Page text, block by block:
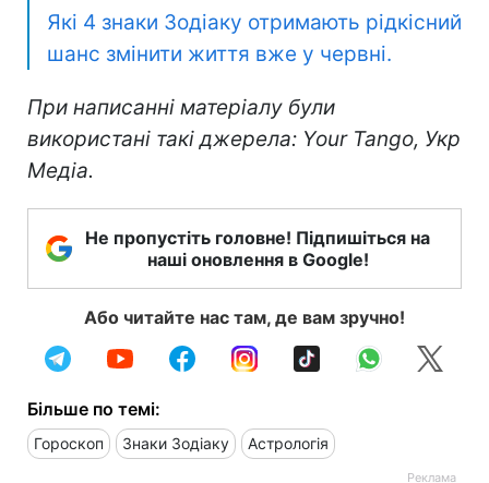
Які 4 знаки Зодіаку отримають рідкісний
шанс змінити життя вже у червні.
При написанні матеріалу були
використані такі джерела: Your Tango, Укр
Медіа.
Не пропустіть головне! Підпишіться на
наші оновлення в Google!
Або читайте нас там, де вам зручно!
Більше по темі:
Гороскоп Знаки Зодіаку Астрологія